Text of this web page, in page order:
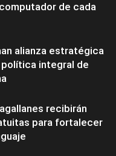
de cada
alianza estratégica
integral de
recibirán
para fortalecer